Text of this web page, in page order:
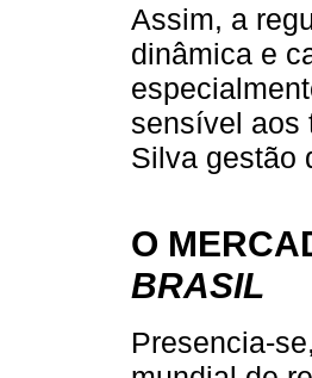
Assim, a
dinâmica e
sensível aos
Silva gestão
O
BRASIL
Presencia-